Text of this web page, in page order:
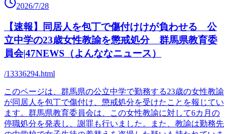
2026/7/28
【速報】同居人を包丁で傷付けけが負わせる 公
立中学の23歳女性教諭を懲戒処分 群馬県教育委
員会|47NEWS（よんななニュース）
/13336294.html
このページは、群馬県の公立中学で勤務する23歳の女性教諭
が同居人を包丁で傷付け、懲戒処分を受けたことを報じてい
ます。群馬県教育委員会は、この女性教諭に対して6カ月の
停職処分を発表し、謝罪も行いました。また、教諭は勤務先